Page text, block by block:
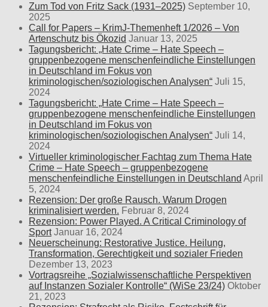
Zum Tod von Fritz Sack (1931–2025) September 10,
2025
Call for Papers – KrimJ-Themenheft 1/2026 – Von
Artenschutz bis Ökozid Januar 13, 2025
Tagungsbericht: „Hate Crime – Hate Speech –
gruppenbezogene menschenfeindliche Einstellungen
in Deutschland im Fokus von
kriminologischen/soziologischen Analysen“ Juli 15,
2024
Tagungsbericht: „Hate Crime – Hate Speech –
gruppenbezogene menschenfeindliche Einstellungen
in Deutschland im Fokus von
kriminologischen/soziologischen Analysen“ Juli 14,
2024
Virtueller kriminologischer Fachtag zum Thema Hate
Crime – Hate Speech – gruppenbezogene
menschenfeindliche Einstellungen in Deutschland April
5, 2024
Rezension: Der große Rausch. Warum Drogen
kriminalisiert werden. Februar 8, 2024
Rezension: Power Played. A Critical Criminology of
Sport Januar 16, 2024
Neuerscheinung: Restorative Justice. Heilung,
Transformation, Gerechtigkeit und sozialer Frieden
Dezember 13, 2023
Vortragsreihe „Sozialwissenschaftliche Perspektiven
auf Instanzen Sozialer Kontrolle“ (WiSe 23/24) Oktober
21, 2023